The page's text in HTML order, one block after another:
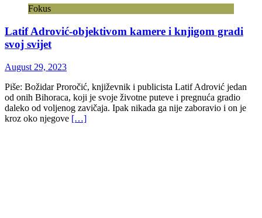
Fokus
Latif Adrović-objektivom kamere i knjigom gradi
svoj svijet
August 29, 2023
Piše: Božidar Proročić, književnik i publicista Latif Adrović jedan
od onih Bihoraca, koji je svoje životne puteve i pregnuća gradio
daleko od voljenog zavičaja. Ipak nikada ga nije zaboravio i on je
kroz oko njegove […]